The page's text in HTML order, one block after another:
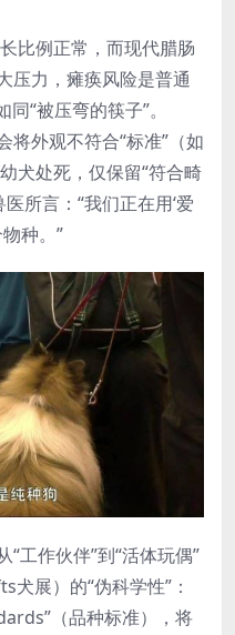
比例正常，而现代腊肠
压力，瘫痪风险是普通
“被压弯的筷子”。
将外观不符合“标准”（如
犬处死，仅保留“符合畸
所言：“我们正在用‘爱
种。”
“工作伙伴”到“活体玩偶”
展）的“伪科学性”：
（品种标准），将